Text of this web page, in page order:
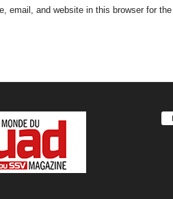
email, and website in this browser for